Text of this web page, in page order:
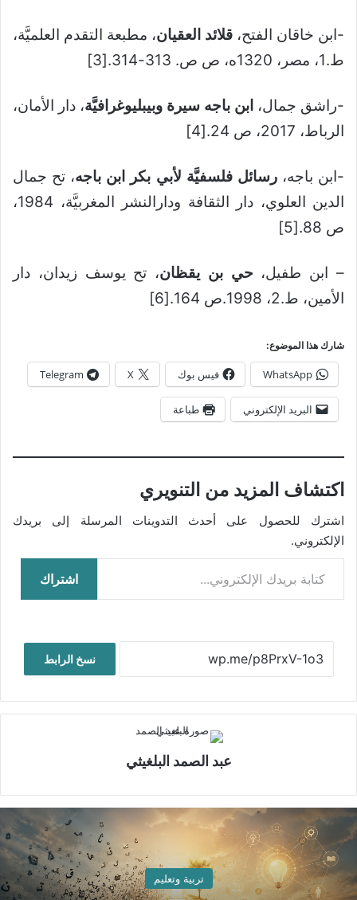
-ابن خاقان الفتح، قلائد العقيان، مطبعة التقدم العلميَّة،
ط.1، مصر، 1320ه، ص ص. 313-314.[3]
-راشق جمال، ابن باجه سيرة وبيبليوغرافيَّة، دار الأمان،
الرباط، 2017، ص 24.[4]
-ابن باجه،رسائل فلسفيَّة لأبي بكر ابن باجه، تح جمال
الدين العلوي، دار الثقافة ودارالنشر المغربيَّة، 1984،
ص 88.[5]
– ابن طفيل،حي بن يقظان، تح يوسف زيدان، دار
الأمين، ط.2، 1998.ص 164.[6]
شارك هذا الموضوع:
WhatsApp فيس بوك X
Telegram
البريد الإلكتروني طباعة
اكتشاف المزيد من التنويري
اشترك للحصول على أحدث التدوينات المرسلة إلى بريدك
الإلكتروني.
كتابة بريدك الإلكتروني...
اشتراك
نسخ الرابط
عبد الصمد البلغيثي
تربية وتعليم